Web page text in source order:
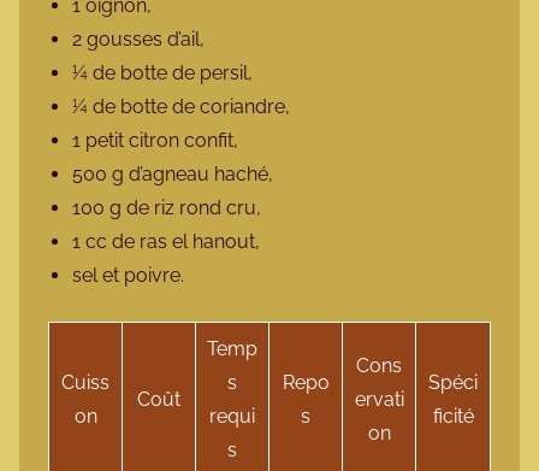
1 oignon,
2 gousses d’ail,
¼ de botte de persil,
¼ de botte de coriandre,
1 petit citron confit,
500 g d’agneau haché,
100 g de riz rond cru,
1 cc de ras el hanout,
sel et poivre.
Cuiss
on
Coût
Temp
s
requi
s
Repo
s
Cons
ervati
on
Spéci
ficité